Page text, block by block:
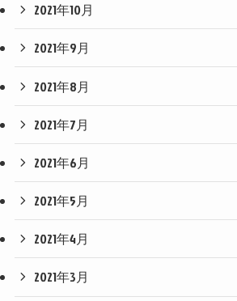
2021年10月
2021年9月
2021年8月
2021年7月
2021年6月
2021年5月
2021年4月
2021年3月